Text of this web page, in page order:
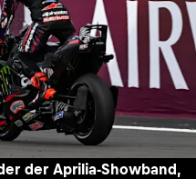
der Aprilia-Showband,